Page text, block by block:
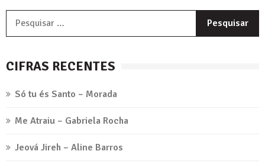
CIFRAS RECENTES
Só tu és Santo – Morada
Me Atraiu – Gabriela Rocha
Jeová Jireh – Aline Barros